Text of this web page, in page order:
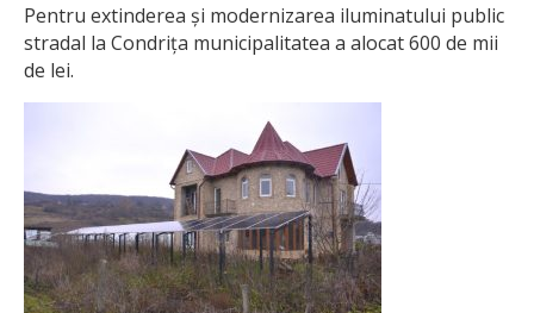
Pentru extinderea și modernizarea iluminatului public
stradal la Condrița municipalitatea a alocat 600 de mii
de lei.